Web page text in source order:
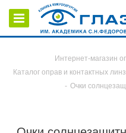
Интернет-магазин
Каталог оправ и контактных линз
- Очки